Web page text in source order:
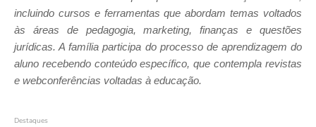
incluindo cursos e ferramentas que abordam temas voltados
às áreas de pedagogia, marketing, finanças e questões
jurídicas. A família participa do processo de aprendizagem do
aluno recebendo conteúdo específico, que contempla revistas
e webconferências voltadas à educação.
Destaques